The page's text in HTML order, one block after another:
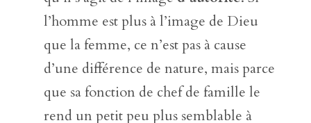
l’homme est plus à l’image de Dieu
que la femme, ce n’est pas à cause
d’une différence de nature, mais parce
que sa fonction de chef de famille le
rend un petit peu plus semblable à